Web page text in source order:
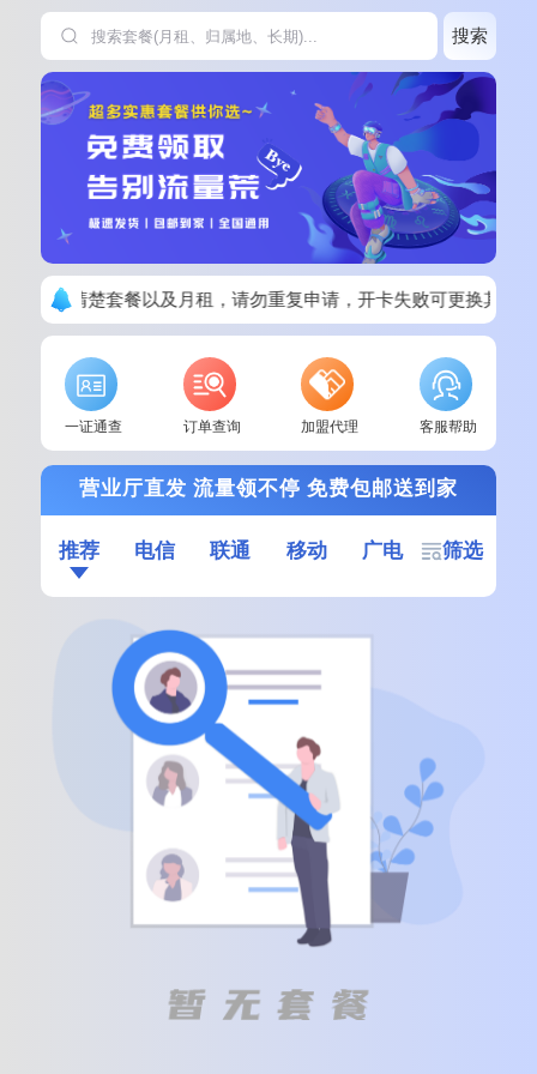
搜索
单请看清楚套餐以及月租，请勿重复申请，开卡失败可更换其他
一证通查 订单查询 加盟代理 客服帮助
营业厅直发 流量领不停 免费包邮送到家
推荐 电信 联通 移动 广电 筛选